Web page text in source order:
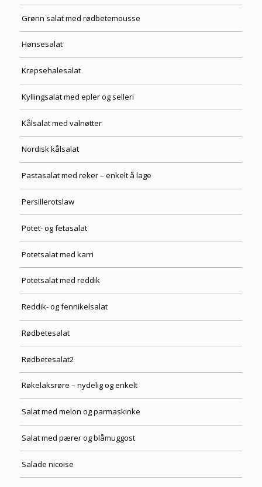
Grønn salat med rødbetemousse
Hønsesalat
Krepsehalesalat
Kyllingsalat med epler og selleri
Kålsalat med valnøtter
Nordisk kålsalat
Pastasalat med reker – enkelt å lage
Persillerotslaw
Potet- og fetasalat
Potetsalat med karri
Potetsalat med reddik
Reddik- og fennikelsalat
Rødbetesalat
Rødbetesalat2
Røkelaksrøre – nydelig og enkelt
Salat med melon og parmaskinke
Salat med pærer og blåmuggost
Salade nicoise